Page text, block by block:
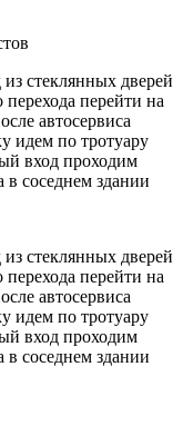
стеклянных дверей
перейти на
автосервиса
идем по тротуару
вход проходим
в соседнем здании
стеклянных дверей
перейти на
автосервиса
идем по тротуару
вход проходим
в соседнем здании